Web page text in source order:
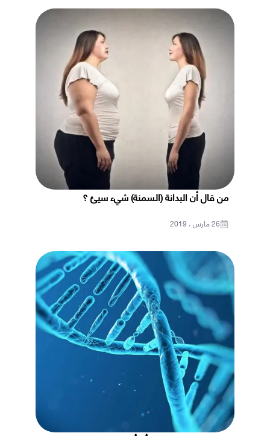
من قال أن البدانة (السمنة) شيء سيئ ؟
26 مارس ، 2019